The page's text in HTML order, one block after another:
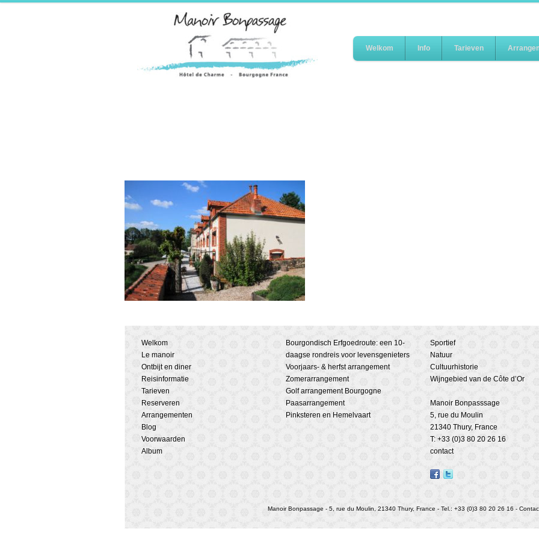
Welkom Info Tarieven
Welkom
Le manoir
Ontbijt en diner
Reisinformatie
Tarieven
Reserveren
Arrangementen
Blog
Voorwaarden
Album
Bourgondisch Erfgoedroute: een 10-
daagse rondreis voor levensgenieters
Voorjaars- & herfst arrangement
Zomerarrangement
Golf arrangement Bourgogne
Paasarrangement
Pinksteren en Hemelvaart
Sportief
Natuur
Cultuurhistorie
Wijngebied van de Côte d’Or
Manoir Bonpasssage
5, rue du Moulin
21340 Thury, France
T: +33 (0)3 80 20 26 16
contact
Manoir Bonpassage - 5, rue du Moulin, 21340 Thury, France - Tel.: +33 (0)3 80 20 26 16 -